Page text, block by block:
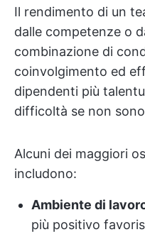
Il rendimento di un
dalle competenze o
combinazione di
coinvolgimento ed
dipendenti più
difficoltà se non
Alcuni dei maggiori
includono:
Ambiente di
più positivo